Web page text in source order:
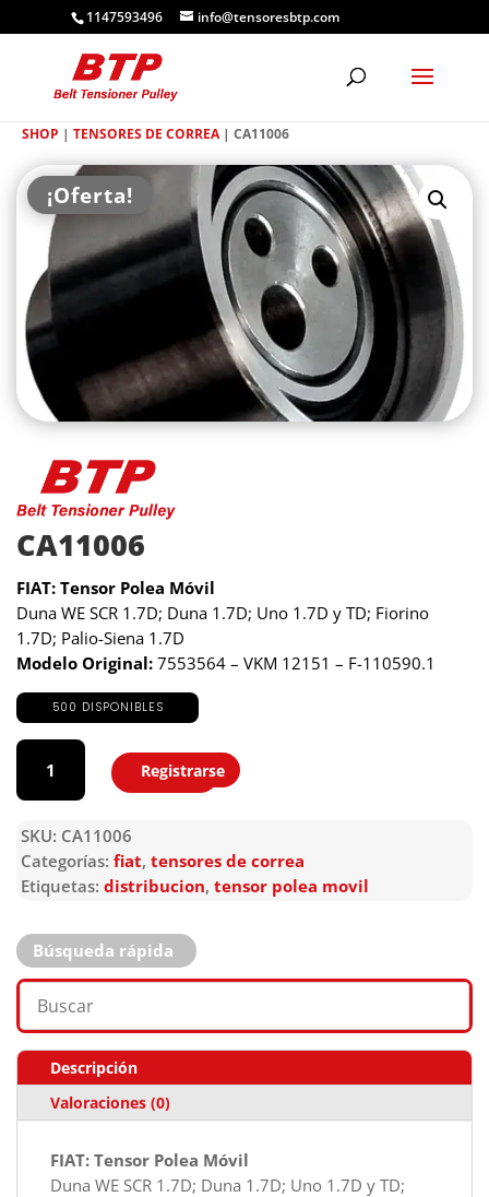
1147593496 info@tensoresbtp.com
SHOP | TENSORES DE CORREA| CA11006
¡Oferta!
CA11006
FIAT: Tensor Polea Móvil
Duna WE SCR 1.7D; Duna 1.7D; Uno 1.7D y TD; Fiorino
1.7D; Palio-Siena 1.7D
Modelo Original: 7553564 – VKM 12151 – F-110590.1
500 DISPONIBLES
CA11006
cantidad
Agregar
Registrarse
SKU: CA11006
Categorías: fiat, tensores de correa
Etiquetas: distribucion, tensor polea movil
Búsqueda rápida
Descripción
Valoraciones (0)
FIAT: Tensor Polea Móvil
Duna WE SCR 1.7D; Duna 1.7D; Uno 1.7D y TD;